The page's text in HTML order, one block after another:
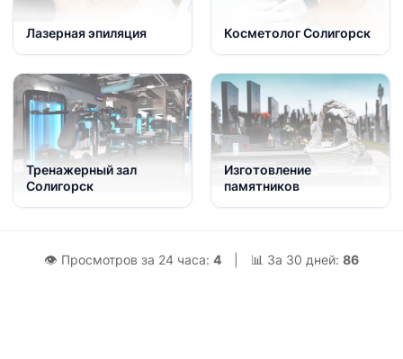
Лазерная эпиляция Косметолог Солигорск
Тренажерный зал
Солигорск
Изготовление
памятников
👁 Просмотров за 24 часа: 4 📊 За 30 дней: 86